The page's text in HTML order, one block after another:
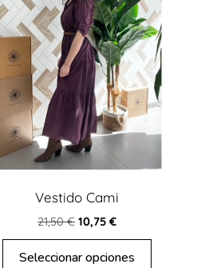
Vestido Cami
21,50€ 10,75€
Seleccionar opciones